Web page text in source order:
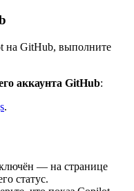
на GitHub, выполните
аккаунта GitHub:
.
— на странице
статус.